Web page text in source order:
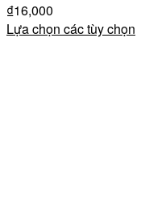
₫16,000
Lựa chọn các tùy chọn